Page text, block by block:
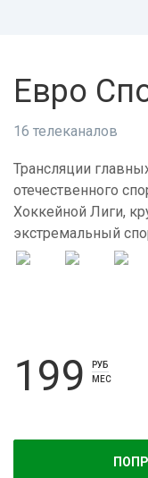
Евро
16 телеканалов
Трансляции
отечественного
Хоккейной Лиги,
экстремальный
199
РУБ
МЕС